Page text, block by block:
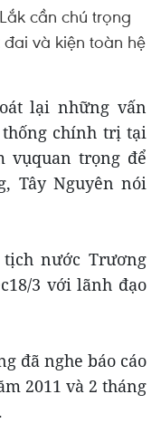
cần chú trọng
và kiện toàn hệ
lại những vấn
chính trị tại
vụquan trọng để
Tây Nguyên nói
nước Trương
3 với lãnh đạo
đã nghe báo cáo
2011 và 2 tháng